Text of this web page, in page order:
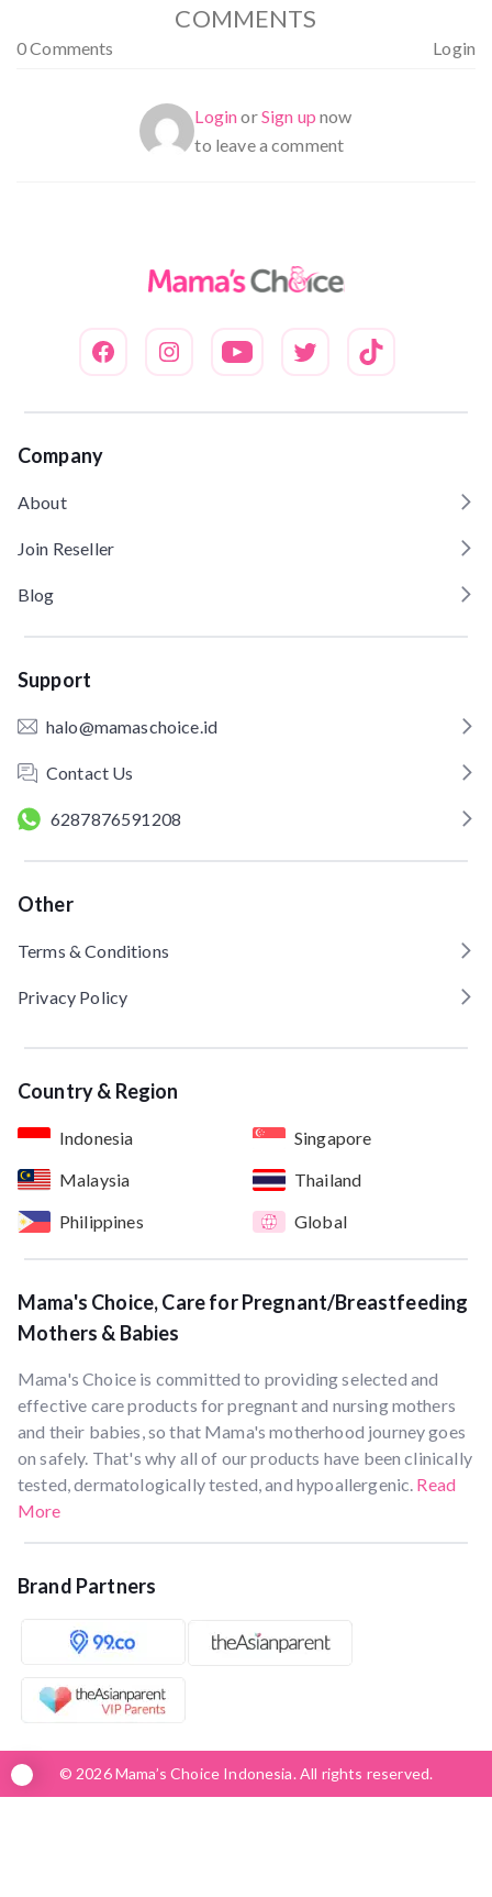
COMMENTS
0 Comments Login
LoginorSign up now
to leave a comment
Company
About
Join Reseller
Blog
Support
halo@mamaschoice.id
Contact Us
6287876591208
Other
Terms & Conditions
Privacy Policy
Country & Region
Indonesia
Singapore
Malaysia
Thailand
Philippines
Global
Mama's Choice, Care for Pregnant/Breastfeeding
Mothers & Babies
Mama's Choice is committed to providing selected and
effective care products for pregnant and nursing mothers
and their babies, so that Mama's motherhood journey goes
on safely. That's why all of our products have been clinically
tested, dermatologically tested, and hypoallergenic. Read
More
Brand Partners
© 2026 Mama’s Choice Indonesia. All rights reserved.